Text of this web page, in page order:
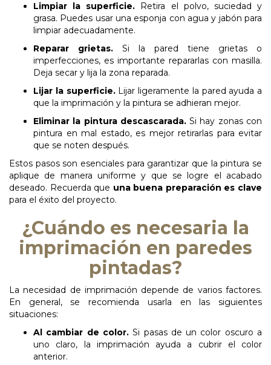
Limpiar la superficie. Retira el polvo, suciedad y
grasa. Puedes usar una esponja con agua y jabón para
limpiar adecuadamente.
Reparar
grietas.
Si la pared tiene grietas o
imperfecciones, es importante repararlas con masilla.
Deja secar y lija la zona reparada.
Lijar la superficie. Lijar ligeramente la pared ayuda a
que la imprimación y la pintura se adhieran mejor.
Eliminar la pintura descascarada. Si hay zonas con
pintura en mal estado, es mejor retirarlas para evitar
que se noten después.
Estos pasos son esenciales para garantizar que la pintura se
aplique de manera uniforme y que se logre el acabado
deseado. Recuerda que una buena preparación es clave
para el éxito del proyecto.
¿Cuándo es necesaria la
imprimación en paredes
pintadas?
La necesidad de imprimación depende de varios factores.
En general, se recomienda usarla en las siguientes
situaciones:
Al cambiar de color. Si pasas de un color oscuro a
uno claro, la imprimación ayuda a cubrir el color
anterior.